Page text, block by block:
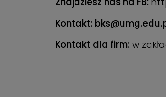
Kontakt:
Kontakt dla firm: w